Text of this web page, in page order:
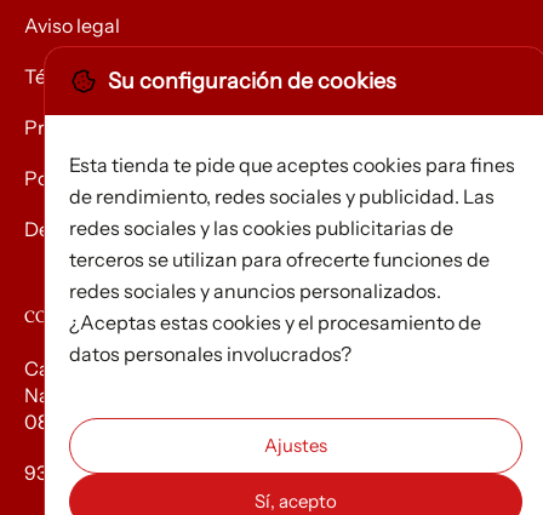
Aviso legal
Términos y condiciones
Privacidad
Política de Cookies
Devolución de mercancías
CONTACTO
Carrer d’Edison, 3
Nau A. Polígon industrial Les Torrenteres
08754 El Papiol
93 673 12 12
Su configuración de cookies
Esta tienda te pide que aceptes cookies para fines
de rendimiento, redes sociales y publicidad. Las
redes sociales y las cookies publicitarias de
terceros se utilizan para ofrecerte funciones de
redes sociales y anuncios personalizados.
¿Aceptas estas cookies y el procesamiento de
datos personales involucrados?